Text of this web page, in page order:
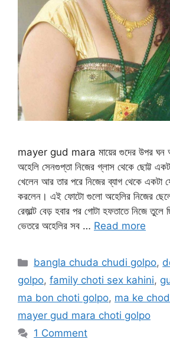
mayer gud mara মায়ের গুদের উপর ঘন
অহেলি সেনগুপ্তা নিজের গ্লাস থেকে ছোট্ট
খেলেন আর তার পরে নিজের ব্যাগ থেকে একটা
করলেন। এই ফোটো গুলো অহেলির নিজের
রেজ়াল্ট বেড় হবার পর গোটা হফতাতে নিজে
ভেতরে অহেলির সব … Read more
Categories
bangla chuda chudi golpo,
golpo, family choti sex kahini,
ma bon choti golpo, ma ke
mayer gud mara choti golpo
1 Comment